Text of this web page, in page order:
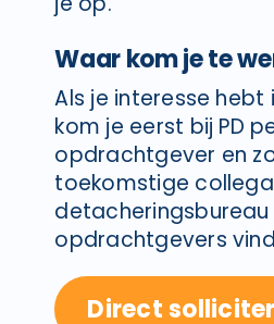
Waar kom je te
Als je interesse
kom je eerst bij PD
opdrachtgever en
toekomstige
opdrachtgevers
Direct